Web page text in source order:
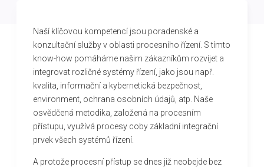
Naší klíčovou kompetencí jsou poradenské a
konzultační služby v oblasti procesního řízení. S tímto
know-how pomáháme našim zákazníkům rozvíjet a
integrovat rozličné systémy řízení, jako jsou např.
kvalita, informační a kybernetická bezpečnost,
environment, ochrana osobních údajů, atp. Naše
osvědčená metodika, založená na procesním
přístupu, využívá procesy coby základní integrační
prvek všech systémů řízení.
A protože procesní přístup se dnes již neobejde bez